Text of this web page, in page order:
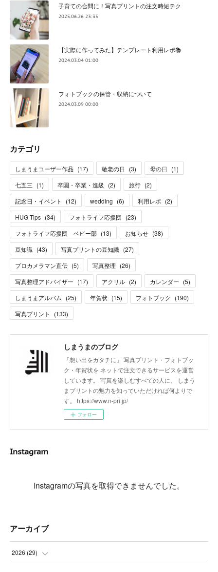
子育ての合間に！写真プリントの注文時短テク
2025.06.26 23:35
【実際に作ってみた】テンプレート利用レポ📚
2024.03.04 01:00
フォトブックの保管・収納について
2024.03.09 00:00
カテゴリ
しまうまユーザー作品 (17) 敬老の日 (3) 母の日 (1)
七五三 (1) 卒園・卒業・進級 (2) 旅行 (2)
記念日・イベント
(12) wedding (6) 利用レポ (2)
HUG Tips (34) フォトライフ応援団 (23)
フォトライフ応援団 ベビー部 (13) お知らせ (38)
豆知識 (43) 写真プリントの豆知識 (27)
プロカメラマン直伝 (5) 写真整理 (26)
写真整理アドバイザー (17) アクリル (2) カレンダー (5)
しまうまアルバム (25) 年賀状 (15) フォトブック (190)
写真プリント
(133)
しまうまのブログ
「想い出をカタチに」 写真プリント・フォトブッ
ク・年賀状を ネットで注文できるサービスを運営
しています。 写真を楽しむすべての人に、 しまう
まプリントの魅力を知っていただければ何よりで
す。 https://www.n-pri.jp/
フォロー
Instagram
Instagramの写真を取得できませんでした。
アーカイブ
2026 (29)